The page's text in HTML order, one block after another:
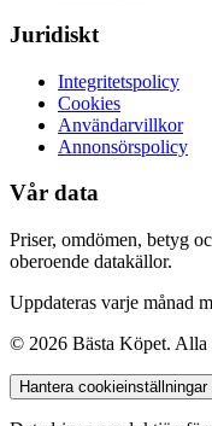
Juridiskt
Integritetspolicy
Cookies
Användarvillkor
Annonsörspolicy
Vår data
Priser, omdömen, betyg
oberoende datakällor.
Uppdateras varje månad
© 2026 Bästa Köpet. Alla
Hantera cookieinställningar